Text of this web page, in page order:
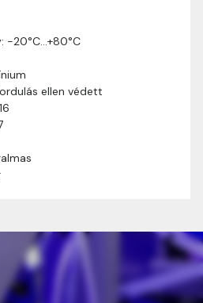
-20°C…+80°C
ellen védett
kézbesítjük. Amennyiben
a szállítás hosszabb
benneteket.
díj függ a termék súlyától
A pontos szállítási
során megtekinthetitek,
véglegesítitek.